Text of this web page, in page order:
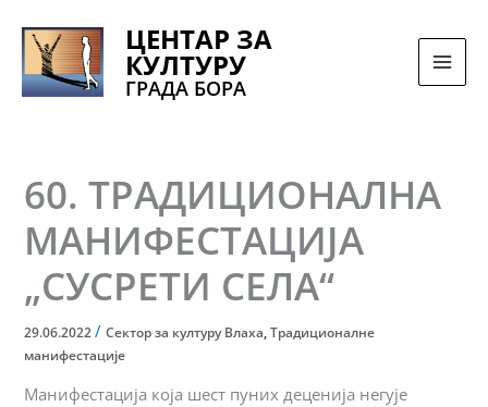
sadržaj
ЦЕНТАР ЗА
КУЛТУРУ
ГРАДА БОРА
60. ТРАДИЦИОНАЛНА
МАНИФЕСТАЦИЈА
„СУСРЕТИ СЕЛА“
29.06.2022/Сектор за културу Влаха ,Традиционалне
манифестације
Манифестација која шест пуних деценија негује